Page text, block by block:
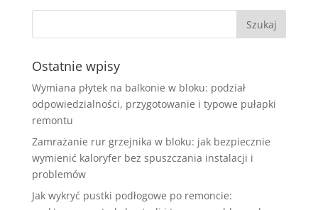
Ostatnie wpisy
Wymiana płytek na balkonie w bloku: podział
odpowiedzialności, przygotowanie i typowe pułapki
remontu
Zamrażanie rur grzejnika w bloku: jak bezpiecznie
wymienić kaloryfer bez spuszczania instalacji i
problemów
Jak wykryć pustki podłogowe po remoncie: